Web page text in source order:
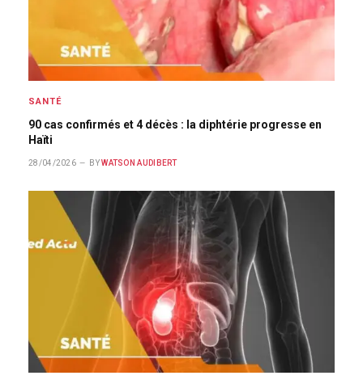
SANTÉ
90 cas confirmés et 4 décès : la diphtérie progresse en
Haïti
28/04/2026 BY WATSON AUDIBERT